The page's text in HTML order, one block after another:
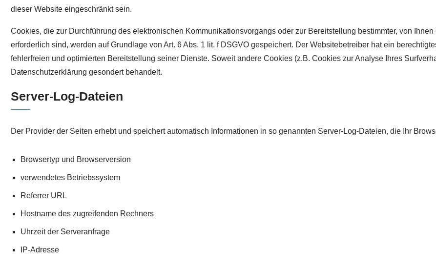
dieser Website eingeschränkt sein.
Cookies, die zur Durchführung des elektronischen Kommunikationsvorgangs oder zur Bereitstellung bestimmter, von
erforderlich sind, werden auf Grundlage von Art. 6 Abs. 1 lit. f DSGVO gespeichert. Der Websitebetreiber hat ein
fehlerfreien und optimierten Bereitstellung seiner Dienste. Soweit andere Cookies (z.B. Cookies zur Analyse Ihres
Datenschutzerklärung gesondert behandelt.
Server-Log-Dateien
Der Provider der Seiten erhebt und speichert automatisch Informationen in so genannten Server-Log-Dateien, die Ihr
Browsertyp und Browserversion
verwendetes Betriebssystem
Referrer URL
Hostname des zugreifenden Rechners
Uhrzeit der Serveranfrage
IP-Adresse